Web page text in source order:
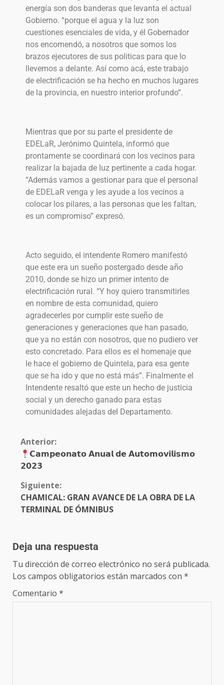
energía son dos banderas que levanta el actual
Gobierno. “porque el agua y la luz son
cuestiones esenciales de vida, y él Gobernador
nos encomendó, a nosotros que somos los
brazos ejecutores de sus politicas para que lo
llevemos a delante. Así como acá, este trabajo
de electrificación se ha hecho en muchos lugares
de la provincia, en nuestro interior profundo”.
Mientras que por su parte el presidente de
EDELaR, Jerónimo Quintela, informó que
prontamente se coordinará con los vecinos para
realizar la bajada de luz pertinente a cada hogar.
“Además vamos a gestionar para que el personal
de EDELaR venga y les ayude a los vecinos a
colocar los pilares, a las personas que les faltan,
es un compromiso” expresó.
Acto seguido, el intendente Romero manifestó
que este era un sueño postergado desde año
2010, donde se hizo un primer intento de
electrificación rural. “Y hoy quiero transmitirles
en nombre de esta comunidad, quiero
agradecerles por cumplir este sueño de
generaciones y generaciones que han pasado,
que ya no están con nosotros, que no pudiero ver
esto concretado. Para ellos es el homenaje que
le hace el gobierno de Quintela, para esa gente
que se ha ido y que no está más”. Finalmente el
Intendente resaltó que este un hecho de justicia
social y un derecho ganado para estas
comunidades alejadas del Departamento.
Anterior:
𝗖𝗮𝗺𝗽𝗲𝗼𝗻𝗮𝘁𝗼 𝗔𝗻𝘂𝗮𝗹 𝗱𝗲 𝗔𝘂𝘁𝗼𝗺𝗼𝘃𝗶𝗹𝗶𝘀𝗺𝗼
𝟮𝟬𝟮𝟯
Siguiente:
CHAMICAL: GRAN AVANCE DE LA OBRA DE LA
TERMINAL DE ÓMNIBUS
Deja una respuesta
Tu dirección de correo electrónico no será publicada.
Los campos obligatorios están marcados con *
Comentario *